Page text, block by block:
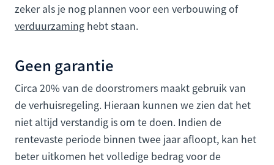
zeker als je nog plannen voor een verbouwing of
verduurzaming hebt staan.
Geen garantie
Circa 20% van de doorstromers maakt gebruik van
de verhuisregeling. Hieraan kunnen we zien dat het
niet altijd verstandig is om te doen. Indien de
rentevaste periode binnen twee jaar afloopt, kan het
beter uitkomen het volledige bedrag voor de